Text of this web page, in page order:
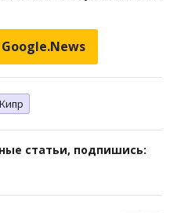
Кипр
статьи, подпишись: